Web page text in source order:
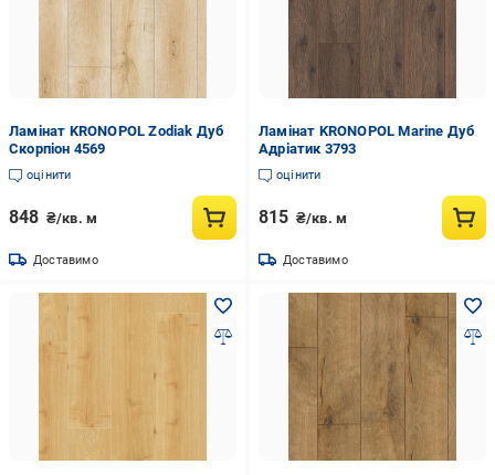
Ламінат KRONOPOL Zodiak Дуб
Скорпіон 4569
оцінити
848 ₴/кв. м
Доставимо
Ламінат KRONOPOL Marine Дуб
Адріатик 3793
оцінити
815 ₴/кв. м
Доставимо